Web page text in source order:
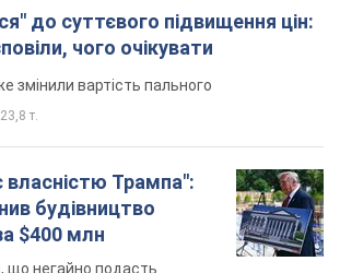
до суттєвого підвищення цін:
чого очікувати
змінили вартість пального
23,8 т.
власністю Трампа":
будівництво
$400 млн
що негайно подасть